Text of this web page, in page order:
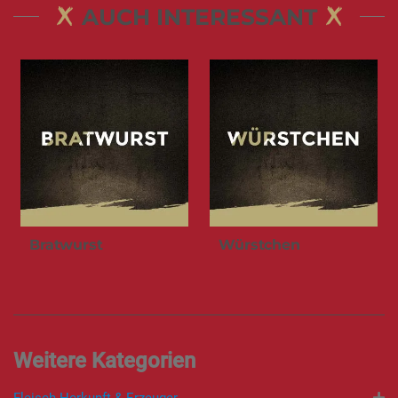
AUCH INTERESSANT
Bratwurst Würstchen